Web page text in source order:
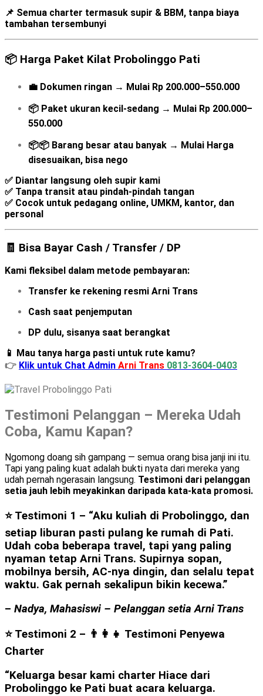
📌 Semua charter termasuk supir & BBM , tanpa biaya
tambahan tersembunyi
📦 Harga Paket Kilat Probolinggo Pati
💼 Dokumen ringan → Mulai Rp 200.000–550.000
📦 Paket ukuran kecil-sedang → Mulai Rp 200.000–
550.000
📦📦 Barang besar atau banyak → Mulai Harga
disesuaikan, bisa nego
✅ Diantar langsung oleh supir kami
✅ Tanpa transit atau pindah-pindah tangan
✅ Cocok untuk pedagang online, UMKM, kantor, dan
personal
🧾 Bisa Bayar Cash / Transfer / DP
Kami fleksibel dalam metode pembayaran:
Transfer ke rekening resmi Arni Trans
Cash saat penjemputan
DP dulu, sisanya saat berangkat
📱 Mau tanya harga pasti untuk rute kamu?
👉 Klik untuk Chat Admin Arni Trans 0813-3604-0403
Testimoni Pelanggan – Mereka Udah
Coba, Kamu Kapan?
Ngomong doang sih gampang — semua orang bisa janji ini itu.
Tapi yang paling kuat adalah bukti nyata dari mereka yang
udah pernah ngerasain langsung. Testimoni dari pelanggan
setia jauh lebih meyakinkan daripada kata-kata promosi.
⭐ Testimoni 1 – “Aku kuliah di Probolinggo, dan
setiap liburan pasti pulang ke rumah di Pati.
Udah coba beberapa travel, tapi yang paling
nyaman tetap Arni Trans. Supirnya sopan,
mobilnya bersih, AC-nya dingin, dan selalu tepat
waktu. Gak pernah sekalipun bikin kecewa.”
– Nadya, Mahasiswi – Pelanggan setia Arni Trans
⭐ Testimoni 2 – 👨‍👩‍👧 Testimoni Penyewa
Charter
“Keluarga besar kami charter Hiace dari
Probolinggo ke Pati buat acara keluarga.